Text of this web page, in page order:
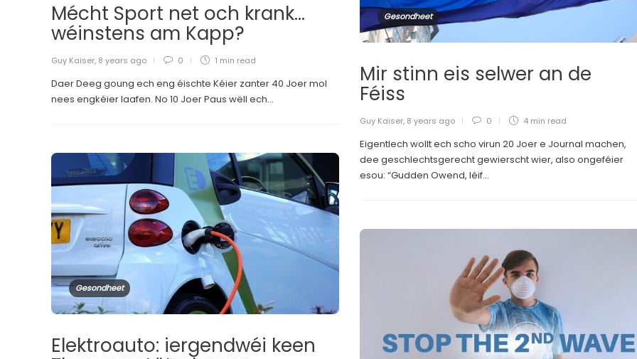
Mécht Sport net och krank…
wéinstens am Kapp?
Guy Kaiser, 8 years ago 0 1 min read
Daer Deeg goung ech eng éischte Kéier zanter 40 Joer mol
nees engkéier laafen. No 10 Joer Paus wëll ech...
Gesondheet
Mir stinn eis selwer an de
Féiss
Guy Kaiser, 8 years ago 0 4 min read
Eigentlech wollt ech scho virun 20 Joer e Journal machen,
dee geschlechtsgerecht gewierscht wier, also ongeféier
esou: “Gudden Owend, léif...
Gesondheet
Elektroauto: iergendwéi keen